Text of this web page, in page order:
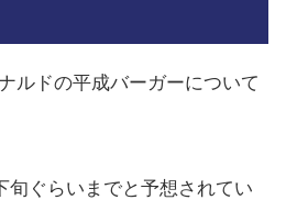
ルドの平成バーガーについて
旬ぐらいまでと予想されてい